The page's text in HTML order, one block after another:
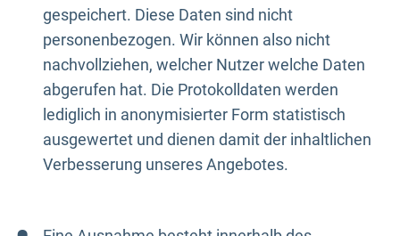
gespeichert. Diese Daten sind nicht
personenbezogen. Wir können also nicht
nachvollziehen, welcher Nutzer welche Daten
abgerufen hat. Die Protokolldaten werden
lediglich in anonymisierter Form statistisch
ausgewertet und dienen damit der inhaltlichen
Verbesserung unseres Angebotes.